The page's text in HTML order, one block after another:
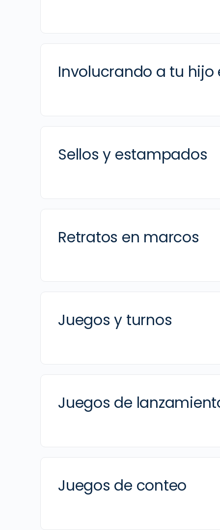
Involucrando a tu
Sellos y estampados
Retratos en marcos
Juegos y turnos
Juegos de
Juegos de conteo